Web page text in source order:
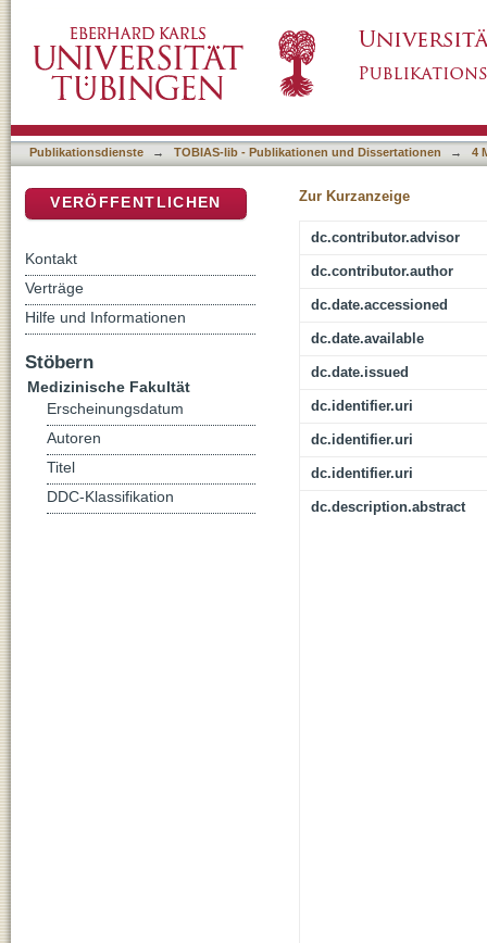
Schocks - Training in high-fidelity
Publikationsdienste → TOBIAS-lib - Publikationen und Dissertationen → 4
Zur Kurzanzeige
dc.contributor.advisor
dc.contributor.author
dc.date.accessioned
dc.date.available
dc.date.issued
dc.identifier.uri
dc.identifier.uri
dc.identifier.uri
dc.description.abstract
VERÖFFENTLICHEN
Kontakt
Verträge
Hilfe und Informationen
Stöbern
Medizinische Fakultät
Erscheinungsdatum
Autoren
Titel
DDC-Klassifikation